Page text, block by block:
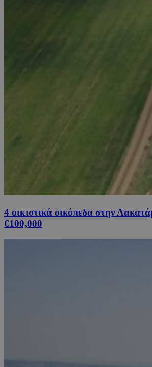
4 οικιστικά οικόπεδα στην
€100,000